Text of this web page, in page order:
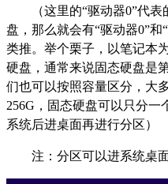
（这里的“驱动器0”代
盘，那么就会有“驱动器0”
类推。举个栗子，以笔记本
硬盘，通常来说固态硬盘是
们也可以按照容量区分，大
256G，固态硬盘可以只分
系统后进桌面再进行分区）
注：分区可以进系统桌